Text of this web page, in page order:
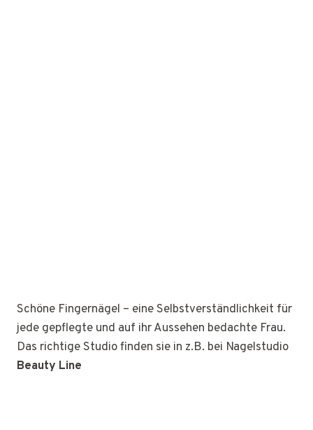
Schöne Fingernägel – eine Selbstverständlichkeit für
jede gepflegte und auf ihr Aussehen bedachte Frau.
Das richtige Studio finden sie in z.B. bei Nagelstudio
Beauty Line